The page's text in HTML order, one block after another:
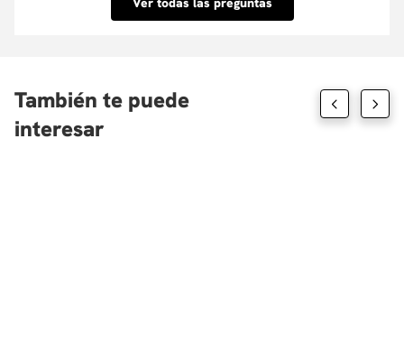
tenemos convenio aquí.
También te puede
interesar